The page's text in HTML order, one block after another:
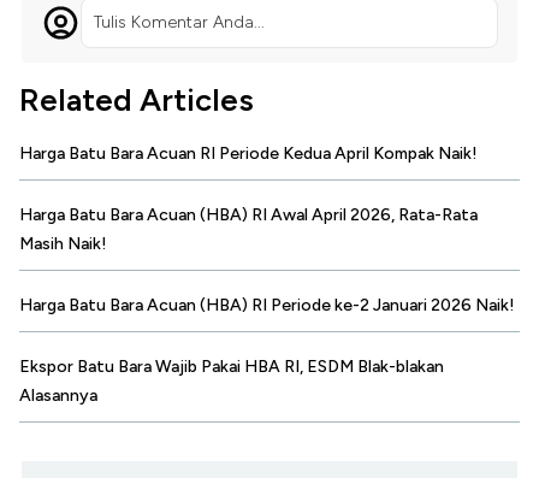
Tulis Komentar Anda...
Related Articles
Harga Batu Bara Acuan RI Periode Kedua April Kompak Naik!
Harga Batu Bara Acuan (HBA) RI Awal April 2026, Rata-Rata
Masih Naik!
Harga Batu Bara Acuan (HBA) RI Periode ke-2 Januari 2026 Naik!
Ekspor Batu Bara Wajib Pakai HBA RI, ESDM Blak-blakan
Alasannya